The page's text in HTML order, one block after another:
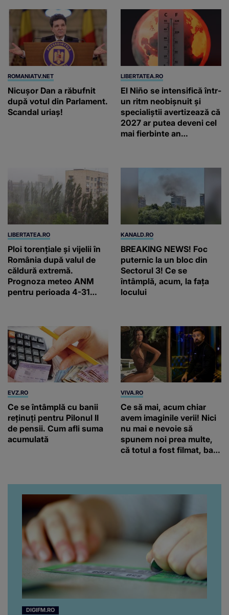
ROMANIATV.NET
Nicuşor Dan a răbufnit
după votul din Parlament.
Scandal uriaş!
LIBERTATEA.RO
El Niño se intensifică într-
un ritm neobișnuit și
specialiștii avertizează că
2027 ar putea deveni cel
mai fierbinte an
LIBERTATEA.RO
Ploi torențiale și vijelii în
România după valul de
căldură extremă.
Prognoza meteo ANM
pentru perioada 4-31
KANALD.RO
BREAKING NEWS! Foc
puternic la un bloc din
Sectorul 3! Ce se
întâmplă, acum, la fața
locului
EVZ.RO
Ce se întâmplă cu banii
reținuți pentru Pilonul II
de pensii. Cum afli suma
acumulată
VIVA.RO
Ce să mai, acum chiar
avem imaginile verii! Nici
nu mai e nevoie să
spunem noi prea multe,
că totul a fost filmat, ba
da, frumoasa iubită a lui
Florin Ristei e...
DIGIFM.RO